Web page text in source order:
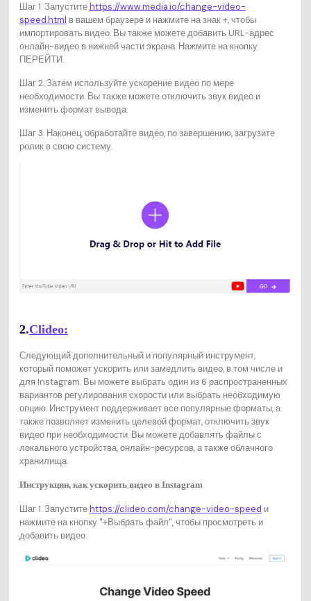
Шаг 1. Запуститеhttps://www.media.io/change-video-
speed.html в вашем браузере и нажмите на знак +, чтобы
импортировать видео. Вы также можете добавить URL-адрес
онлайн-видео в нижней части экрана. Нажмите на кнопку
ПЕРЕЙТИ.
Шаг 2. Затем используйте ускорение видео по мере
необходимости. Вы также можете отключить звук видео и
изменить формат вывода.
Шаг 3. Наконец, обработайте видео, по завершению, загрузите
ролик в свою систему.
2.Clideo:
Следующий дополнительный и популярный инструмент,
который поможет ускорить или замедлить видео, в том числе и
для Instagram. Вы можете выбрать один из 6 распространенных
вариантов регулирования скорости или выбрать необходимую
опцию. Инструмент поддерживает все популярные форматы, а
также позволяет изменить целевой формат, отключить звук
видео при необходимости. Вы можете добавлять файлы с
локального устройства, онлайн-ресурсов, а также облачного
хранилища.
Инструкции, как ускорить видео в Instagram
Шаг 1. Запуститеhttps://clideo.com/change-video-speed и
нажмите на кнопку "+Выбрать файл", чтобы просмотреть и
добавить видео.